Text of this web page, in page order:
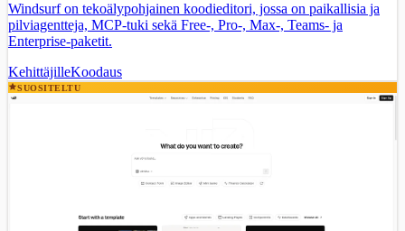
Windsurf on tekoälypohjainen koodieditori, jossa on paikallisia ja
pilviagentteja, MCP-tuki sekä Free-, Pro-, Max-, Teams- ja
Enterprise-paketit.
KehittäjilleKoodaus
SUOSITELTU